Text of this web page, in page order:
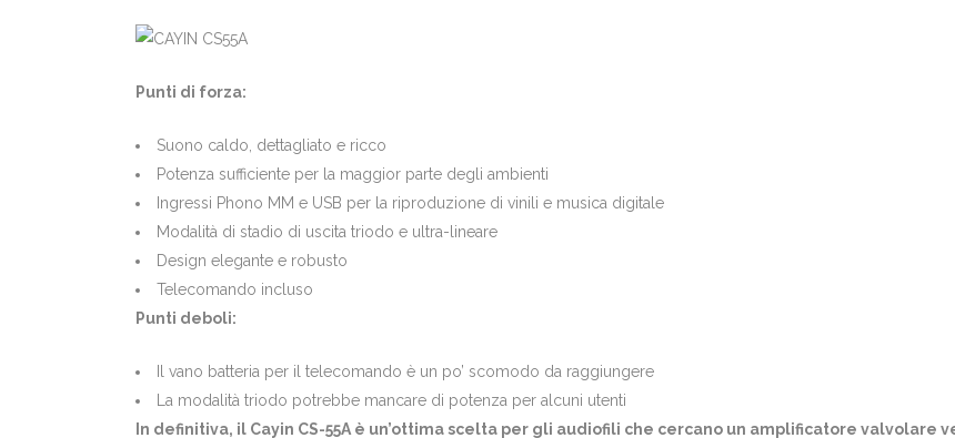
Punti di forza:
Suono caldo, dettagliato e ricco
Potenza sufficiente per la maggior parte degli ambienti
Ingressi Phono MM e USB per la riproduzione di vinili e musica digitale
Modalità di stadio di uscita triodo e ultra-lineare
Design elegante e robusto
Telecomando incluso
Punti deboli:
Il vano batteria per il telecomando è un po’ scomodo da raggiungere
La modalità triodo potrebbe mancare di potenza per alcuni utenti
In definitiva, il Cayin CS-55A è un’ottima scelta per gli audiofili che cercano un amplificatore